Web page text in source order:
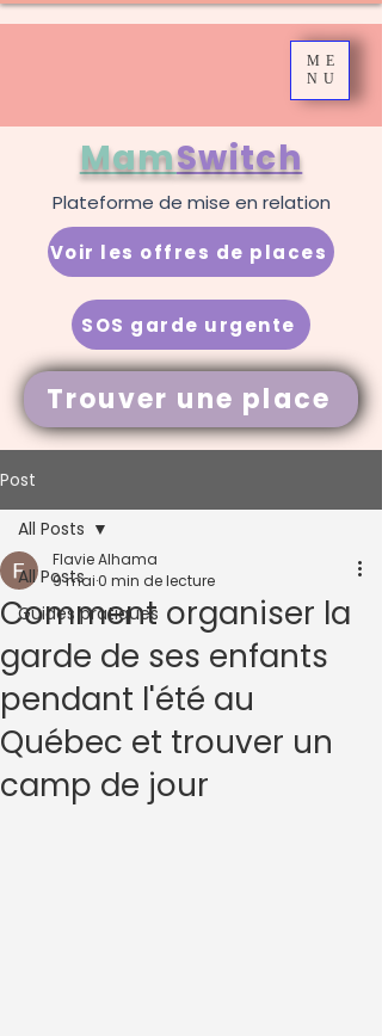
ME
NU
Trouver une place
MamSwitch
SOS garde urgente
Voir les offres de places
Plateforme de mise en relation
Post
All Posts
Guides pratiques
All Posts
Comment organiser la
garde de ses enfants
pendant l'été au
Québec et trouver un
camp de jour
Flavie Alhama
9 mai 0 min de lecture